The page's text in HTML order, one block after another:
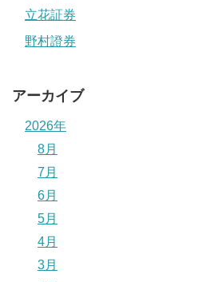
立花証券
野村證券
アーカイブ
2026年
8月
7月
6月
5月
4月
3月